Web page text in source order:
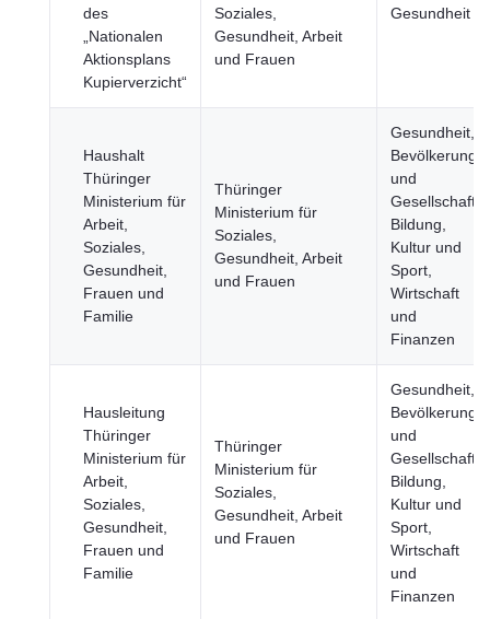
des
„Nationalen
Aktionsplans
Kupierverzicht“
Soziales,
Gesundheit, Arbeit
und Frauen
Gesundheit
Haushalt
Thüringer
Ministerium für
Arbeit,
Soziales,
Gesundheit,
Frauen und
Familie
Thüringer
Ministerium für
Soziales,
Gesundheit, Arbeit
und Frauen
Gesundheit,
Bevölkerung
und
Gesellschaft,
Bildung,
Kultur und
Sport,
Wirtschaft
und
Finanzen
Hausleitung
Thüringer
Ministerium für
Arbeit,
Soziales,
Gesundheit,
Frauen und
Familie
Thüringer
Ministerium für
Soziales,
Gesundheit, Arbeit
und Frauen
Gesundheit,
Bevölkerung
und
Gesellschaft,
Bildung,
Kultur und
Sport,
Wirtschaft
und
Finanzen